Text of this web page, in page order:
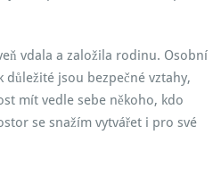
vdala a založila rodinu. Osobní
jsou bezpečné vztahy,
mít vedle sebe někoho, kdo
se snažím vytvářet i pro své